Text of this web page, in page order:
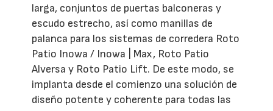
larga, conjuntos de puertas balconeras y
escudo estrecho, así como manillas de
palanca para los sistemas de corredera Roto
Patio Inowa / Inowa | Max, Roto Patio
Alversa y Roto Patio Lift. De este modo, se
implanta desde el comienzo una solución de
diseño potente y coherente para todas las